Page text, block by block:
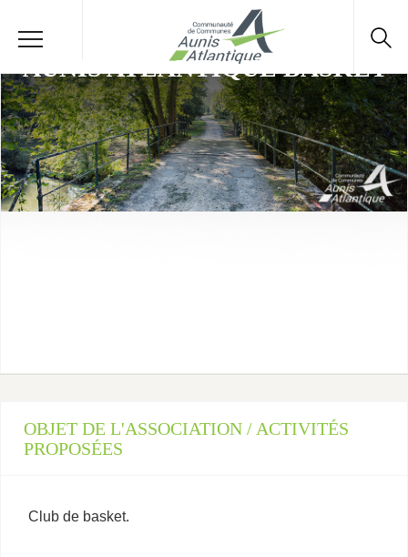
AUNIS ATLANTIQUE BASKET
OBJET DE L'ASSOCIATION / ACTIVITÉS
PROPOSÉES
Club de basket.